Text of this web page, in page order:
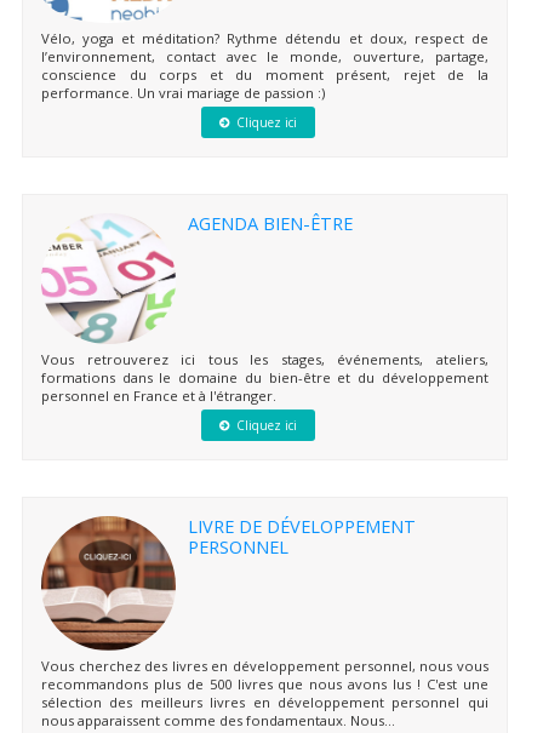
Vélo, yoga et méditation? Rythme détendu et doux, respect de
l’environnement, contact avec le monde, ouverture, partage,
conscience du corps et du moment présent, rejet de la
performance. Un vrai mariage de passion :)
Cliquez ici
AGENDA BIEN-ÊTRE
Vous retrouverez ici tous les stages, événements, ateliers,
formations dans le domaine du bien-être et du développement
personnel en France et à l'étranger.
Cliquez ici
LIVRE DE DÉVELOPPEMENT
PERSONNEL
Vous cherchez des livres en développement personnel, nous vous
recommandons plus de 500 livres que nous avons lus ! C'est une
sélection des meilleurs livres en développement personnel qui
nous apparaissent comme des fondamentaux. Nous...